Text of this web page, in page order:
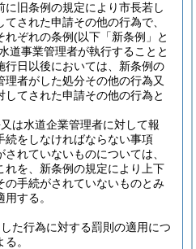
に旧条例の規定により市長若し
された申請その他の行為で、
れぞれの条例(以下「新条例」と
道事業管理者が執行することと
行日以後においては、新条例の
者がした処分その他の行為又
てされた申請その他の行為と
は水道企業管理者に対して報
続をしなければならない事項
れていないものについては、
れを、新条例の規定により上下
の手続がされていないものとみ
する。
た行為に対する罰則の適用につ
。